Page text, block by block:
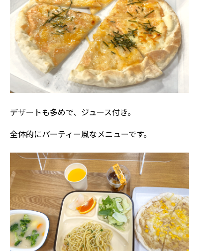
デザートも多めで、ジュース付き。
全体的にパーティー風なメニューです。